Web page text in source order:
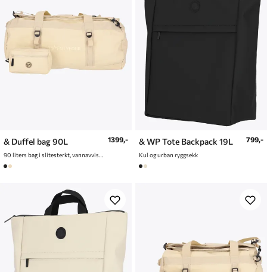
& Duffel bag 90L
90 liters bag i slitesterkt, vannavvisende materiale
1399,- & WP Tote Backpack 19L
Kul og urban ryggsekk
799,-